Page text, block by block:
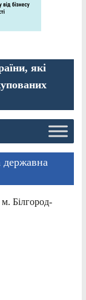
які
державна
Білгород-